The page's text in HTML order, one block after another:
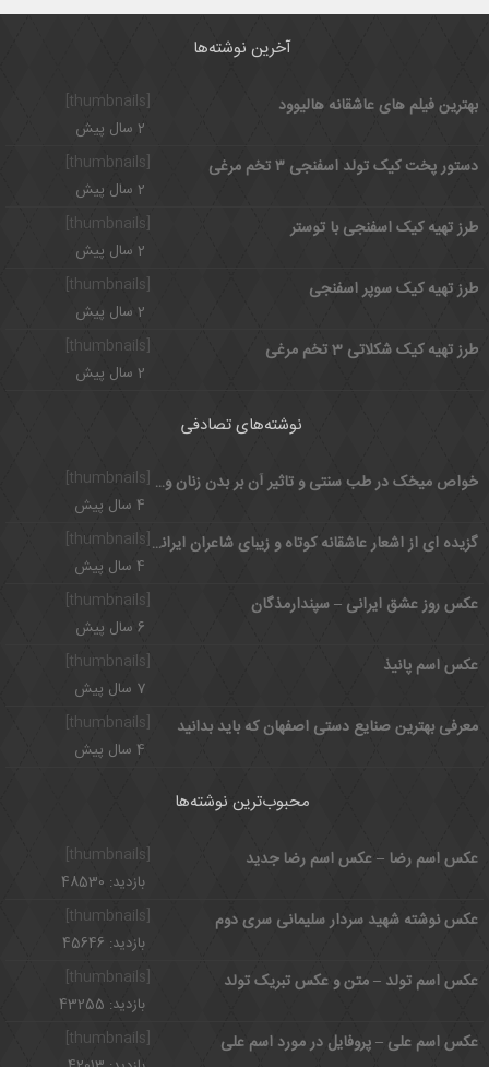
آخرین نوشته‌ها
بهترین فیلم های عاشقانه هالیوود
2 سال پیش
[thumbnails]
دستور پخت کیک تولد اسفنجی ۳ تخم مرغی
2 سال پیش
طرز تهیه کیک اسفنجی با توستر
2 سال پیش
[thumbnails]
طرز تهیه کیک سوپر اسفنجی
2 سال پیش
طرز تهیه کیک شکلاتی 3 تخم مرغی
2 سال پیش
نوشته‌های تصادفی
[thumbnails] خواص میخک در طب سنتی و تاثیر آن بر بدن زنان و مردان
4 سال پیش
گزیده ای از اشعار عاشقانه کوتاه و زیبای شاعران ایرانی
4 سال پیش
[thumbnails]
عکس روز عشق ایرانی – سپندارمذگان
6 سال پیش
عکس اسم پانیذ
7 سال پیش
معرفی بهترین صنایع دستی اصفهان که باید بدانید
4 سال پیش
محبوب‌ترین نوشته‌ها
عکس اسم رضا – عکس اسم رضا جدید
بازدید: 48530
[thumbnails]
عکس نوشته شهید سردار سلیمانی سری دوم
بازدید: 45646
عکس اسم تولد – متن و عکس تبریک تولد
بازدید: 43255
عکس اسم علی – پروفایل در مورد اسم علی